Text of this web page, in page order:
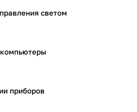
светом
приборов